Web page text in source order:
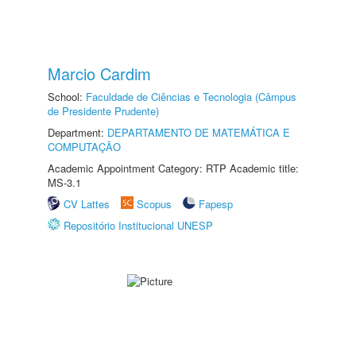
Marcio Cardim
School: Faculdade de Ciências e Tecnologia (Câmpus
de Presidente Prudente)
Department: DEPARTAMENTO DE MATEMÁTICA E
COMPUTAÇÃO
Academic Appointment Category: RTP Academic title:
MS-3.1
CV Lattes
Scopus
Fapesp
Repositório Institucional UNESP